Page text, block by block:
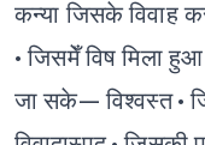
कन्या जिसके विवाह
• जिसमेँ विष मिला
जा सके— विश्वस्त •